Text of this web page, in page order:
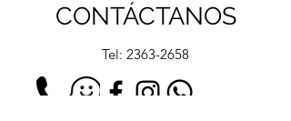
CONTÁCTANOS
Tel: 2363-2658